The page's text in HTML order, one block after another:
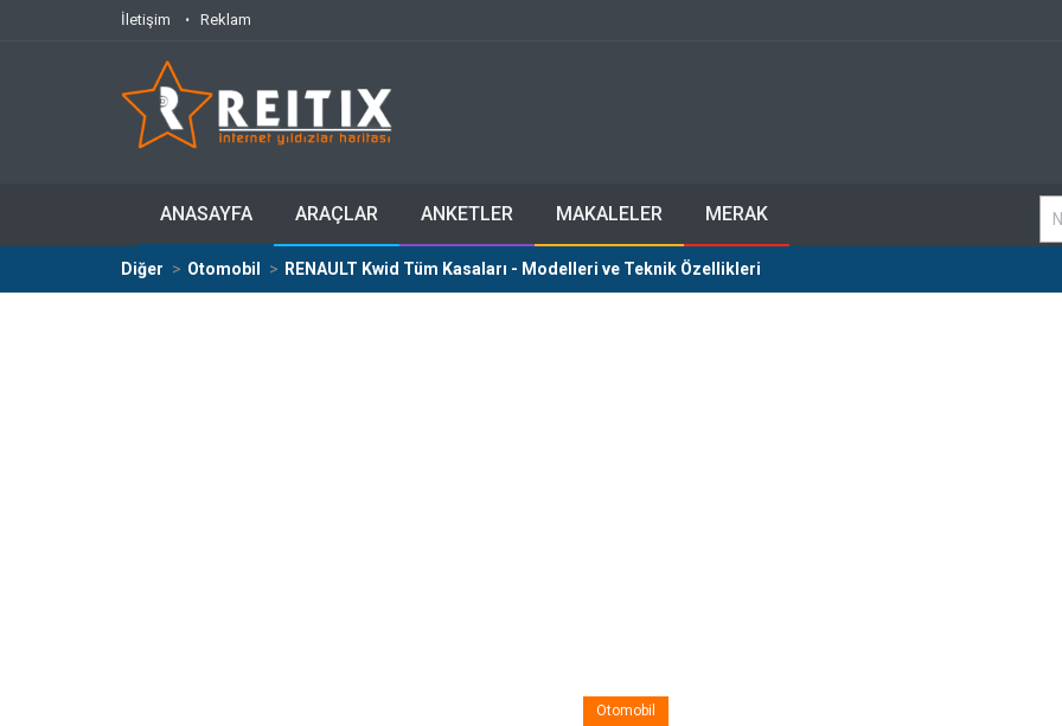
İletişim Reklam
ANASAYFA ARAÇLAR ANKETLER MAKALELER MERAK
Diğer Otomobil RENAULT Kwid Tüm Kasaları - Modelleri ve Teknik Özellikleri
Otomobil